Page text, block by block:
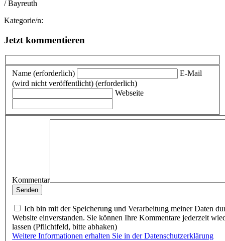
/ Bayreuth
Kategorie/n:
Jetzt kommentieren
Name (erforderlich)
E-Mail
(wird nicht veröffentlicht) (erforderlich)
Webseite
Kommentar
Ich bin mit der Speicherung und Verarbeitung meiner Daten
Website einverstanden. Sie können Ihre Kommentare jederzeit
lassen (Pflichtfeld, bitte abhaken)
Weitere Informationen erhalten Sie in der Datenschutzerklärung